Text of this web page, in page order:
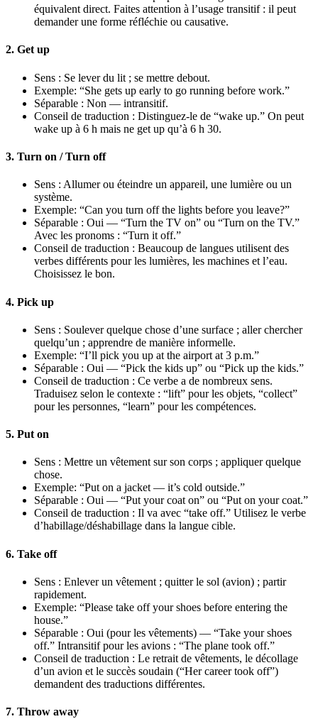
équivalent direct. Faites attention à l’usage transitif : il peut
demander une forme réfléchie ou causative.
2. Get up
Sens : Se lever du lit ; se mettre debout.
Exemple: “She gets up early to go running before work.”
Séparable : Non — intransitif.
Conseil de traduction : Distinguez-le de “wake up.” On peut
wake up à 6 h mais ne get up qu’à 6 h 30.
3. Turn on / Turn off
Sens : Allumer ou éteindre un appareil, une lumière ou un
système.
Exemple: “Can you turn off the lights before you leave?”
Séparable : Oui — “Turn the TV on” ou “Turn on the TV.”
Avec les pronoms : “Turn it off.”
Conseil de traduction : Beaucoup de langues utilisent des
verbes différents pour les lumières, les machines et l’eau.
Choisissez le bon.
4. Pick up
Sens : Soulever quelque chose d’une surface ; aller chercher
quelqu’un ; apprendre de manière informelle.
Exemple: “I’ll pick you up at the airport at 3 p.m.”
Séparable : Oui — “Pick the kids up” ou “Pick up the kids.”
Conseil de traduction : Ce verbe a de nombreux sens.
Traduisez selon le contexte : “lift” pour les objets, “collect”
pour les personnes, “learn” pour les compétences.
5. Put on
Sens : Mettre un vêtement sur son corps ; appliquer quelque
chose.
Exemple: “Put on a jacket — it’s cold outside.”
Séparable : Oui — “Put your coat on” ou “Put on your coat.”
Conseil de traduction : Il va avec “take off.” Utilisez le verbe
d’habillage/déshabillage dans la langue cible.
6. Take off
Sens : Enlever un vêtement ; quitter le sol (avion) ; partir
rapidement.
Exemple: “Please take off your shoes before entering the
house.”
Séparable : Oui (pour les vêtements) — “Take your shoes
off.” Intransitif pour les avions : “The plane took off.”
Conseil de traduction : Le retrait de vêtements, le décollage
d’un avion et le succès soudain (“Her career took off”)
demandent des traductions différentes.
7. Throw away